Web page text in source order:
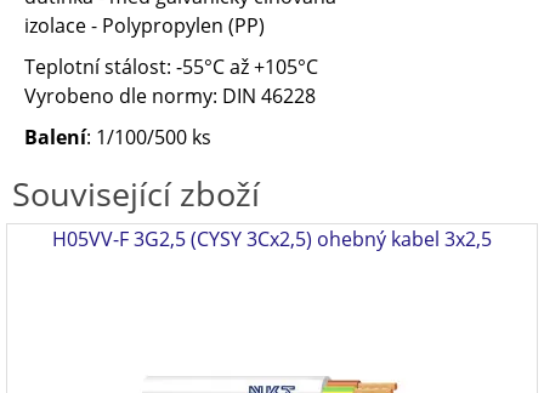
izolace - Polypropylen (PP)
Teplotní stálost: -55°C až +105°C
Vyrobeno dle normy: DIN 46228
Balení: 1/100/500 ks
Související zboží
H05VV-F 3G2,5 (CYSY 3Cx2,5) ohebný kabel 3x2,5